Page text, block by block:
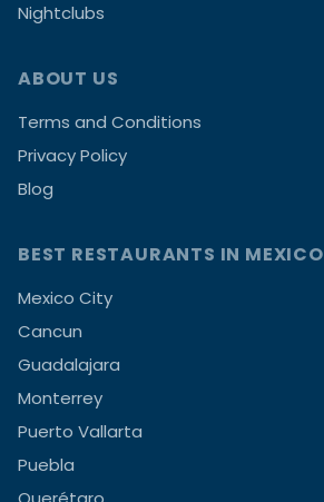
Nightclubs
ABOUT US
Terms and Conditions
Privacy Policy
Blog
BEST RESTAURANTS IN MEXICO
Mexico City
Cancun
Guadalajara
Monterrey
Puerto Vallarta
Puebla